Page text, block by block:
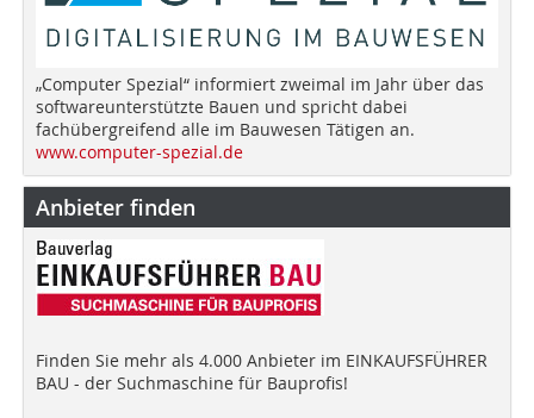
„Computer Spezial“ informiert zweimal im Jahr über das
softwareunterstützte Bauen und spricht dabei
fachübergreifend alle im Bauwesen Tätigen an.
www.computer-spezial.de
Anbieter finden
Finden Sie mehr als 4.000 Anbieter im EINKAUFSFÜHRER
BAU - der Suchmaschine für Bauprofis!